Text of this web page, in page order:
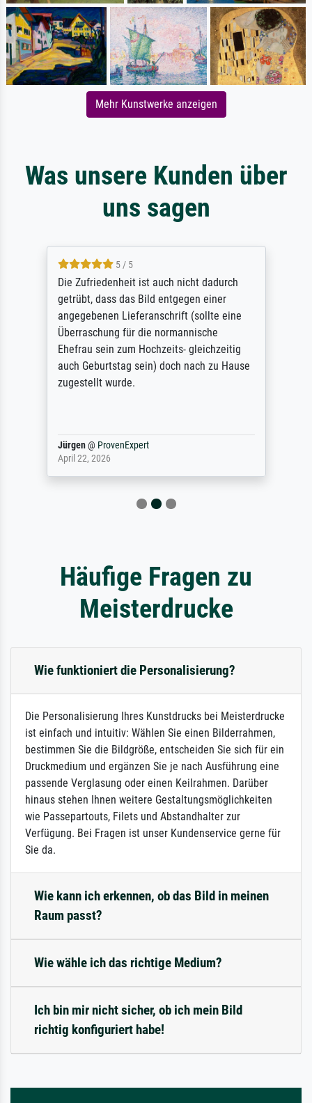
Mehr Kunstwerke anzeigen
Was unsere Kunden über
uns sagen
5 / 5
Die Zufriedenheit ist auch nicht dadurch
getrübt, dass das Bild entgegen einer
angegebenen Lieferanschrift (sollte eine
Überraschung für die normannische
Ehefrau sein zum Hochzeits- gleichzeitig
auch Geburtstag sein) doch nach zu Hause
zugestellt wurde.
Jürgen@ ProvenExpert
April 22, 2026
Häufige Fragen zu
Meisterdrucke
Wie funktioniert die Personalisierung?
Die Personalisierung Ihres Kunstdrucks bei Meisterdrucke
ist einfach und intuitiv: Wählen Sie einen Bilderrahmen,
bestimmen Sie die Bildgröße, entscheiden Sie sich für ein
Druckmedium und ergänzen Sie je nach Ausführung eine
passende Verglasung oder einen Keilrahmen. Darüber
hinaus stehen Ihnen weitere Gestaltungsmöglichkeiten
wie Passepartouts, Filets und Abstandhalter zur
Verfügung. Bei Fragen ist unser Kundenservice gerne für
Sie da.
Wie kann ich erkennen, ob das Bild in meinen
Raum passt?
Wie wähle ich das richtige Medium?
Ich bin mir nicht sicher, ob ich mein Bild
richtig konfiguriert habe!